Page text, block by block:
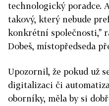
technologický poradce.
takový, který nebude
konkrétní společnosti,"
Dobeš, místopředseda
Upozornil, že pokud už
digitalizaci či
oborníky, měla by si